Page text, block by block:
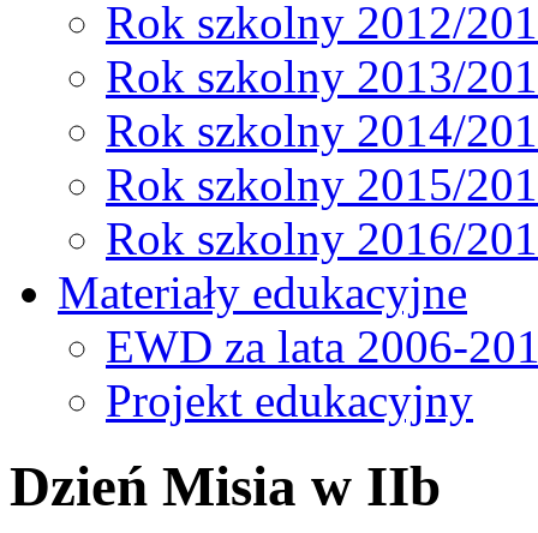
Rok szkolny 2012/
Rok szkolny 2013/
Rok szkolny 2014/
Rok szkolny 2015/
Rok szkolny 2016/
Materiały edukacyjne
EWD za lata 2006-
Projekt edukacyjny
Dzień Misia w IIb